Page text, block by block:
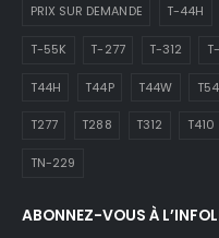
PRIX SUR DEMANDE T-44H
T-55K T-277 T-312
T44H T44P T44W
T277 T288 T312 T410
TN-229
ABONNEZ-VOUS À